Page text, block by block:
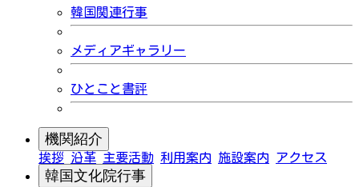
韓国関連行事
メディアギャラリー
ひとこと書評
機関紹介
挨拶 沿革 主要活動 利用案内 施設案内 アクセス
韓国文化院行事